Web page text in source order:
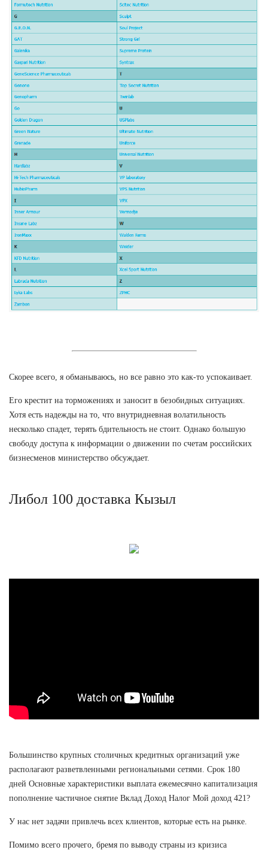
Скорее всего, я обманываюсь, но все равно это как-то успокаивает.
Его крестит на торможениях и заносит в безобидных ситуациях.
Хотя есть надежды на то, что внутридневная волатильность
несколько спадет, терять бдительность не стоит. Однако большую
свободу доступа к информации о движении по счетам российских
бизнесменов министерство обсуждает.
Либол 100 доставка Кызыл
Большинство крупных столичных кредитных организаций уже
располагают разветвленными региональными сетями. Срок 180
дней Основные характеристики выплата ежемесячно капитализация
пополнение частичное снятие Вклад Доход Налог Мой доход 421?
У нас нет задачи привлечь всех клиентов, которые есть на рынке.
Помимо всего прочего, бремя по выводу страны из кризиса